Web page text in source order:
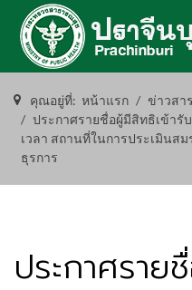
คุณอยู่ที่: หน้าแรก ข่าวสาร
ประกาศรายชื่อผู้มีสิทธิเข้ารั
เวลา สถานที่ในการประเมินส
ธุรการ
ประกาศราย